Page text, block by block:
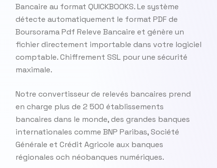
Bancaire au format QUICKBOOKS. Le système
détecte automatiquement le format PDF de
Boursorama Pdf Releve Bancaire et génère un
fichier directement importable dans votre logiciel
comptable. Chiffrement SSL pour une sécurité
maximale.
Notre convertisseur de relevés bancaires prend
en charge plus de 2 500 établissements
bancaires dans le monde, des grandes banques
internationales comme BNP Paribas, Société
Générale et Crédit Agricole aux banques
régionales och néobanques numériques.